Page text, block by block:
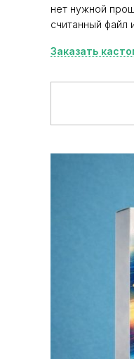
нет нужной
считанный файл
Заказать